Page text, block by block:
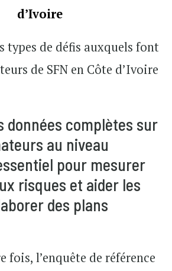
d’Ivoire
données complètes sur
au niveau
pour mesurer
risques et aider les
des plans
fois, l’enquête de référence